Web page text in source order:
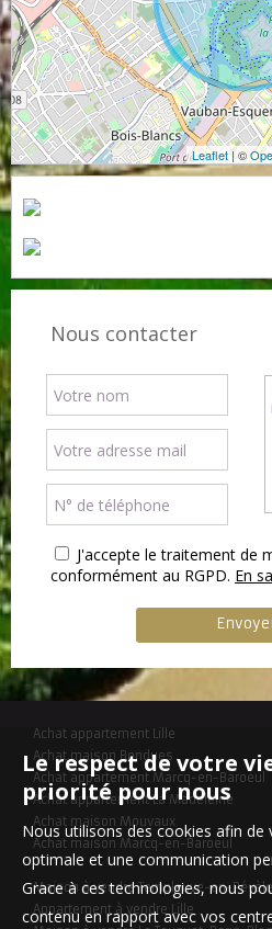
Leaflet| ©
Nous contacter
J'accepte le traitement de
conformément au RGPD. En
Achat appartement Lille
Achat maison Bondues
Achat appartement Marcq-en-Baroeul
Achat appartement La Madeleine
Achat maison Mouvaux
Achat maison Marcq-en-Baroeul
Maison à vendre Templeuve-en-Pévèle
Appartement à vendre Lille
Le respect de votre
priorité pour nous
Nous utilisons des cookies afin de
optimale et une communication
Grace à ces technologies, nous
contenu en rapport avec vos